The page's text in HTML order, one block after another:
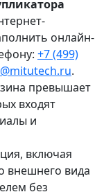
онлайн-
+7 (499)
.
превышает
входят
и
включая
внешнего вида
без